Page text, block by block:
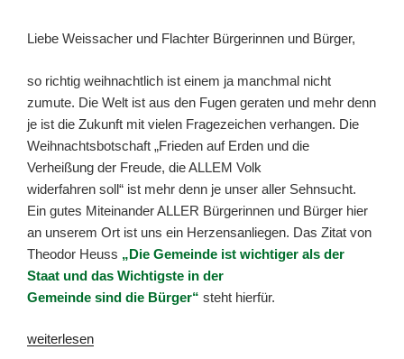
Liebe Weissacher und Flachter Bürgerinnen und Bürger,
so richtig weihnachtlich ist einem ja manchmal nicht
zumute. Die Welt ist aus den Fugen geraten und mehr denn
je ist die Zukunft mit vielen Fragezeichen verhangen. Die
Weihnachtsbotschaft „Frieden auf Erden und die
Verheißung der Freude, die ALLEM Volk
widerfahren soll“ ist mehr denn je unser aller Sehnsucht.
Ein gutes Miteinander ALLER Bürgerinnen und Bürger hier
an unserem Ort ist uns ein Herzensanliegen. Das Zitat von
Theodor Heuss „Die Gemeinde ist wichtiger als der
Staat und das Wichtigste in der
Gemeinde sind die Bürger“ steht hierfür.
„UL-
weiterlesen